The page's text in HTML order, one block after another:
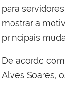
para
mostrar a
principais
De acordo
Alves Soares,